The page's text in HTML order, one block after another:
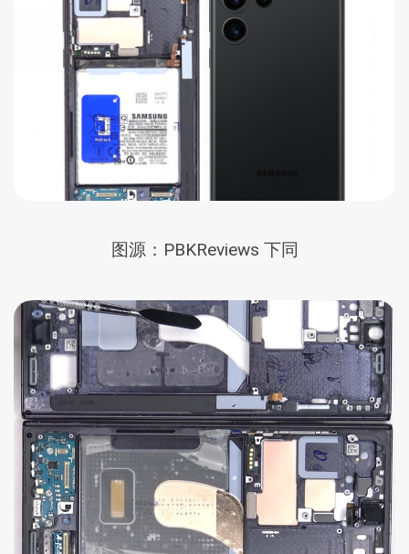
图源：PBKReviews 下同